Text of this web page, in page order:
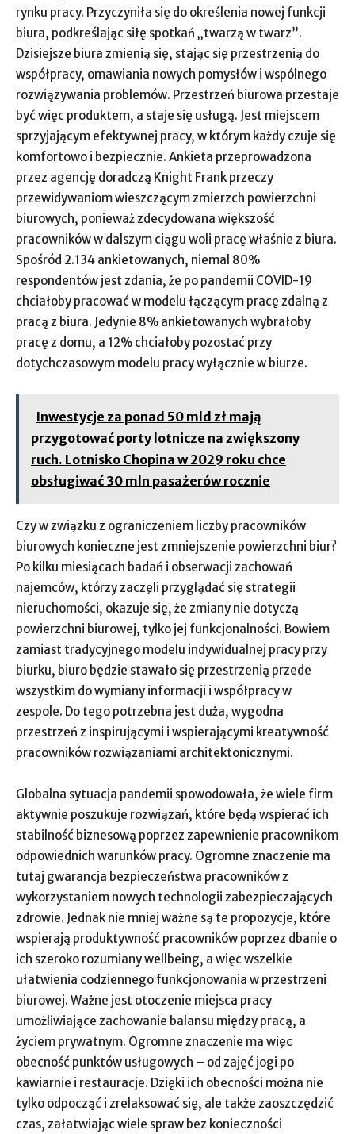
rynku pracy. Przyczyniła się do określenia nowej funkcji
biura, podkreślając siłę spotkań „twarzą w twarz”.
Dzisiejsze biura zmienią się, stając się przestrzenią do
współpracy, omawiania nowych pomysłów i wspólnego
rozwiązywania problemów. Przestrzeń biurowa przestaje
być więc produktem, a staje się usługą. Jest miejscem
sprzyjającym efektywnej pracy, w którym każdy czuje się
komfortowo i bezpiecznie. Ankieta przeprowadzona
przez agencję doradczą Knight Frank przeczy
przewidywaniom wieszczącym zmierzch powierzchni
biurowych, ponieważ zdecydowana większość
pracowników w dalszym ciągu woli pracę właśnie z biura.
Spośród 2.134 ankietowanych, niemal 80%
respondentów jest zdania, że po pandemii COVID-19
chciałoby pracować w modelu łączącym pracę zdalną z
pracą z biura. Jedynie 8% ankietowanych wybrałoby
pracę z domu, a 12% chciałoby pozostać przy
dotychczasowym modelu pracy wyłącznie w biurze.
Inwestycje za ponad 50 mld zł mają
przygotować porty lotnicze na zwiększony
ruch. Lotnisko Chopina w 2029 roku chce
obsługiwać 30 mln pasażerów rocznie
Czy w związku z ograniczeniem liczby pracowników
biurowych konieczne jest zmniejszenie powierzchni biur?
Po kilku miesiącach badań i obserwacji zachowań
najemców, którzy zaczęli przyglądać się strategii
nieruchomości, okazuje się, że zmiany nie dotyczą
powierzchni biurowej, tylko jej funkcjonalności. Bowiem
zamiast tradycyjnego modelu indywidualnej pracy przy
biurku, biuro będzie stawało się przestrzenią przede
wszystkim do wymiany informacji i współpracy w
zespole. Do tego potrzebna jest duża, wygodna
przestrzeń z inspirującymi i wspierającymi kreatywność
pracowników rozwiązaniami architektonicznymi.
Globalna sytuacja pandemii spowodowała, że wiele firm
aktywnie poszukuje rozwiązań, które będą wspierać ich
stabilność biznesową poprzez zapewnienie pracownikom
odpowiednich warunków pracy. Ogromne znaczenie ma
tutaj gwarancja bezpieczeństwa pracowników z
wykorzystaniem nowych technologii zabezpieczających
zdrowie. Jednak nie mniej ważne są te propozycje, które
wspierają produktywność pracowników poprzez dbanie o
ich szeroko rozumiany wellbeing, a więc wszelkie
ułatwienia codziennego funkcjonowania w przestrzeni
biurowej. Ważne jest otoczenie miejsca pracy
umożliwiające zachowanie balansu między pracą, a
życiem prywatnym. Ogromne znaczenie ma więc
obecność punktów usługowych – od zajęć jogi po
kawiarnie i restauracje. Dzięki ich obecności można nie
tylko odpocząć i zrelaksować się, ale także zaoszczędzić
czas, załatwiając wiele spraw bez konieczności